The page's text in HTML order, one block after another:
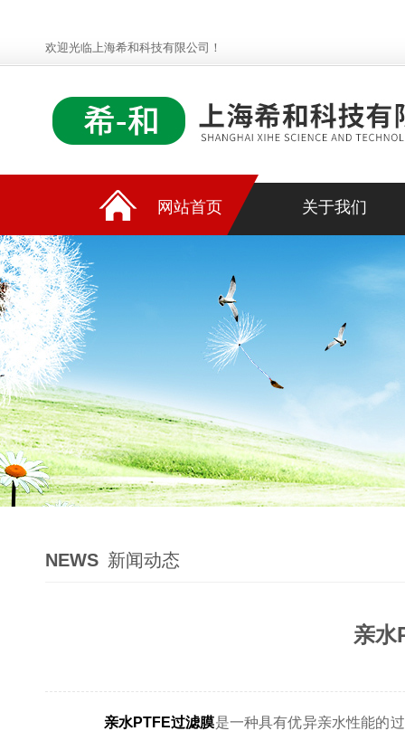
欢迎光临上海希和科技有限公司！
网站首页 关于我们
NEWS 新闻动态
亲水
亲水PTFE过滤膜是一种具有优异亲水性能的